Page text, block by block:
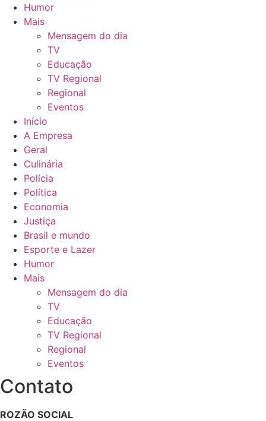
Humor
Mais
Mensagem do dia
TV
Educação
TV Regional
Regional
Eventos
Início
A Empresa
Geral
Culinária
Polícia
Política
Economia
Justiça
Brasil e mundo
Esporte e Lazer
Humor
Mais
Mensagem do dia
TV
Educação
TV Regional
Regional
Eventos
Contato
ROZÃO SOCIAL